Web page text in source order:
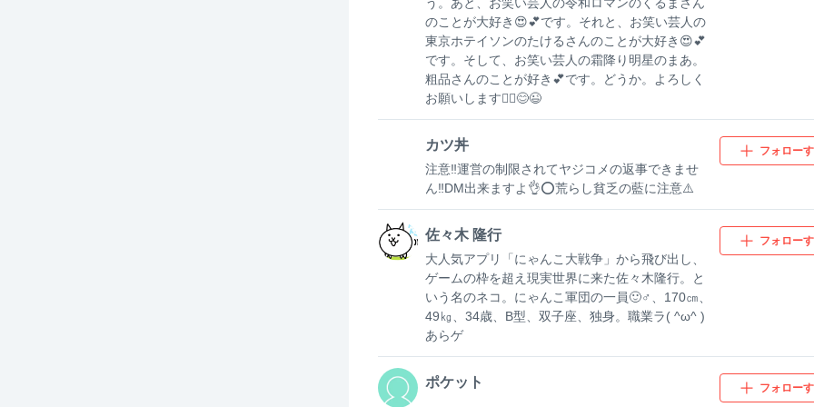
のことが大好き😍💕です。それと、お笑い芸人の
東京ホテイソンのたけるさんのことが大好き😍💕
です。そして、お笑い芸人の霜降り明星のまあ。
粗品さんのことが好き💕です。どうか。よろしく
お願いします🙇‍♀️😊😉
カツ丼
注意‼️運営の制限されてヤジコメの返事できませ
ん‼️DM出来ますよ👌⭕️荒らし貧乏の藍に注意⚠️
フォロー
佐々木 隆行
大人気アプリ「にゃんこ大戦争」から飛び出し、
ゲームの枠を超え現実世界に来た佐々木隆行。と
いう名のネコ。にゃんこ軍団の一員🙂♂、170㎝、
49㎏、34歳、B型、双子座、独身。職業ラ( ^ω^ )
あらゲ
フォロー
ポケット フォロー